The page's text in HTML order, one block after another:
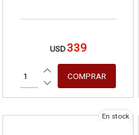
USD 339
En stock